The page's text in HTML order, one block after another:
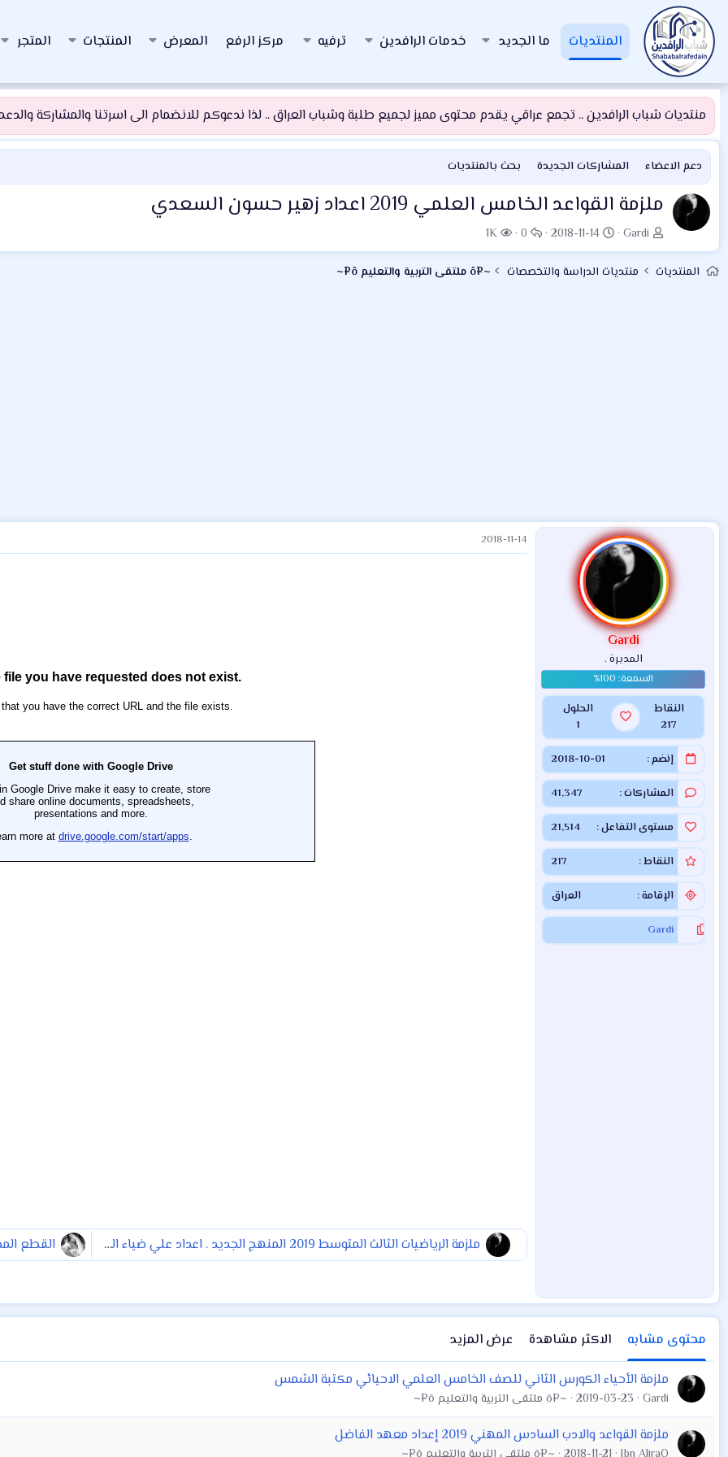
المنتديات ما الجديد خدمات الرافدين ترفيه مركز الرفع المعرض المنتجات المتجر
منتديات شباب الرافدين .. تجمع عراقي يقدم محتوى مميز لجميع طلبة وشباب العراق .. لذا ندعوكم للانضمام الى اسرتنا والمشاركة
دعم الاعضاء المشاركات الجديدة بحث بالمنتديات
ملزمة القواعد الخامس العلمي 2019 اعداد زهير حسون السعدي
ب
ا
د
Gardi
ت
ا
ر
2018-11-14
ا
ل
ر
0
ا
ل
م
1K
المنتديات منتديات الدراسة والتخصصات ~¤ô ملتقى التربية والتعليم ô¤~
Gardi
المديرة .
النقاط
217
الحلول
1
إنضم 2018-10-01
المشاركات 41,347
مستوى التفاعل 21,514
النقاط 217
الإقامة العراق
Gardi
2018-11-14
ملزمة الرياضيات الثالث المتوسط 2019 المنهج الجديد . اعداد علي ضياء الجزء الاول القطع
محتوى مشابه الاكثر مشاهدة
عرض المزيد
ملزمة الأحياء الكورس الثاني للصف الخامس العلمي الاحيائي مكتبة الشمس
Gardi
2019-03-23 ~¤ô ملتقى التربية والتعليم ô¤~
ملزمة القواعد والادب السادس المهني 2019 إعداد معهد الفاضل